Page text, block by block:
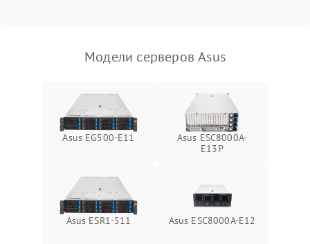
Модели серверов Asus
Asus EG500-E11
Asus ESC8000A-
E13P
Asus ESR1-511 Asus ESC8000A-E12